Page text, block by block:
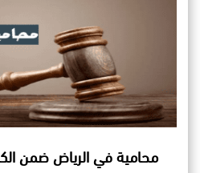
محامية في الرياض ضمن